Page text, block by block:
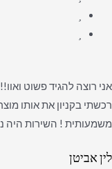
משמעותית ! השירות היה
לין אביטן